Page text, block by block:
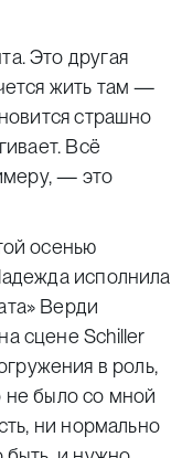
Это другая
жить там —
страшно
Всё
— это
осенью
исполнила
Верди
сцене Schiller
в роль,
не было со мной
ни нормально